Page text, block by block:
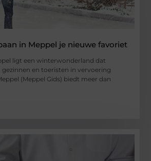
in Meppel je nieuwe favoriet
ligt een winterwonderland dat
gezinnen en toeristen in vervoering
(Meppel Gids) biedt meer dan